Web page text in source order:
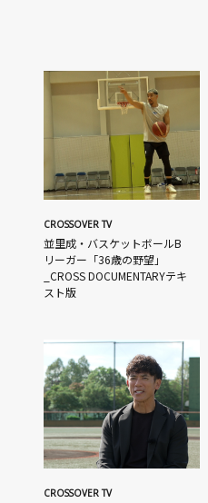
CROSSOVER TV
並里成・バスケットボールB
リーガー「36歳の野望」
_CROSS DOCUMENTARYテキ
スト版
CROSSOVER TV